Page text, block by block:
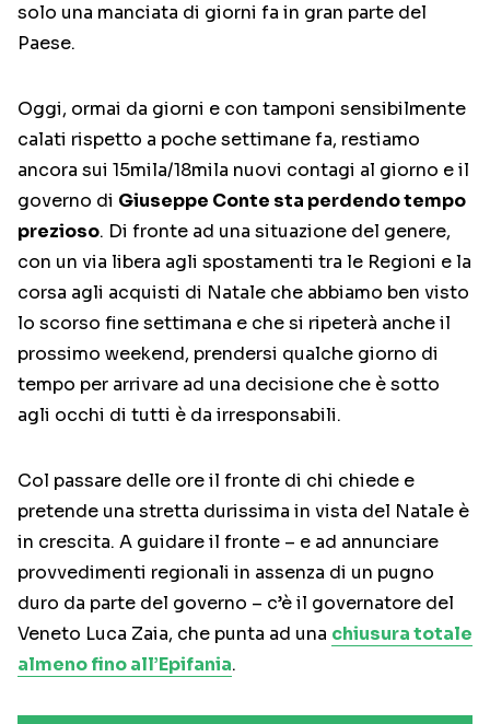
solo una manciata di giorni fa in gran parte del
Paese.
Oggi, ormai da giorni e con tamponi sensibilmente
calati rispetto a poche settimane fa, restiamo
ancora sui 15mila/18mila nuovi contagi al giorno e il
governo di Giuseppe Conte sta perdendo tempo
prezioso. Di fronte ad una situazione del genere,
con un via libera agli spostamenti tra le Regioni e la
corsa agli acquisti di Natale che abbiamo ben visto
lo scorso fine settimana e che si ripeterà anche il
prossimo weekend, prendersi qualche giorno di
tempo per arrivare ad una decisione che è sotto
agli occhi di tutti è da irresponsabili.
Col passare delle ore il fronte di chi chiede e
pretende una stretta durissima in vista del Natale è
in crescita. A guidare il fronte – e ad annunciare
provvedimenti regionali in assenza di un pugno
duro da parte del governo – c’è il governatore del
Veneto Luca Zaia, che punta ad una chiusura totale
almeno fino all’Epifania.